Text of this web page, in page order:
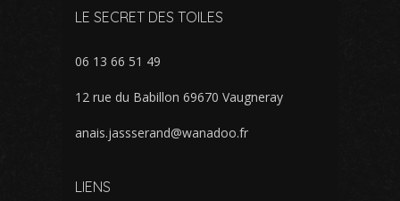
LE SECRET DES TOILES
06 13 66 51 49
12 rue du Babillon 69670 Vaugneray
anais.jassserand@wanadoo.fr
LIENS